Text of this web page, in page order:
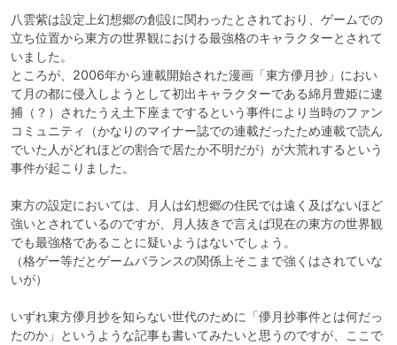
八雲紫は設定上幻想郷の創設に関わったとされており、ゲームでの
立ち位置から東方の世界観における最強格のキャラクターとされて
いました。
ところが、2006年から連載開始された漫画「東方儚月抄」におい
て月の都に侵入しようとして初出キャラクターである綿月豊姫に逮
捕（？）されたうえ土下座までするという事件により当時のファン
コミュニティ（かなりのマイナー誌での連載だったため連載で読ん
でいた人がどれほどの割合で居たか不明だが）が大荒れするという
事件が起こりました。
東方の設定においては、月人は幻想郷の住民では遠く及ばないほど
強いとされているのですが、月人抜きで言えば現在の東方の世界観
でも最強格であることに疑いようはないでしょう。
（格ゲー等だとゲームバランスの関係上そこまで強くはされていな
いが）
いずれ東方儚月抄を知らない世代のために「儚月抄事件とは何だっ
たのか」というような記事も書いてみたいと思うのですが、ここで